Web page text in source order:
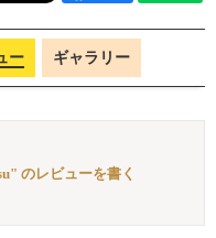
ー ギャラリー
のレビューを書く